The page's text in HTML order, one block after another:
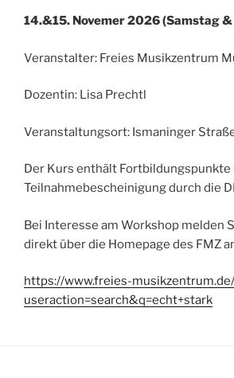
14.&15. Novemer 2026 (Samstag
Veranstalter: Freies Musikzentrum
Dozentin: Lisa Prechtl
Veranstaltungsort: Ismaninger
Der Kurs enthält Fortbildungspunkte
Teilnahmebescheinigung durch die
Bei Interesse am Workshop melden
direkt über die Homepage des FMZ
https://www.freies-
useraction=search&q=echt+stark